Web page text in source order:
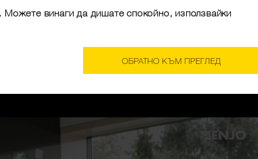
винаги да дишате спокойно, използвайки
ОБРАТНО КЪМ ПРЕГЛЕД